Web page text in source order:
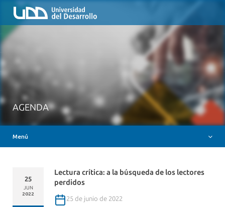
AGENDA
Menú
Inicio
QUIÉNES SOMOS
MESA AYUDA CANVAS
INSIGNIAS DIGITALES
Lectura crítica: a la búsqueda de los lectores
perdidos
25 de junio de 2022
25
JUN
2022